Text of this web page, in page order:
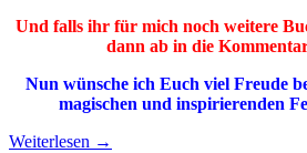
Und falls ihr für mich noch weitere
dann ab in die
Nun wünsche ich Euch viel Freude
magischen und inspirierenden
Weiterlesen →